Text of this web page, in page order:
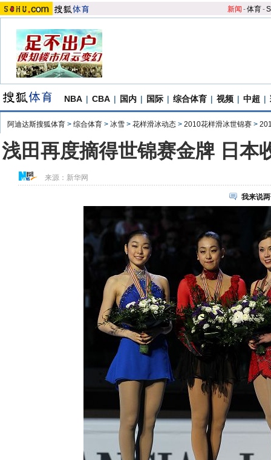
新闻 -体育-S
NBA | CBA | 国内 | 国际 | 综合体育 | 视频 | 中超 |
阿迪达斯搜狐体育 > 综合体育 > 冰雪 > 花样滑冰动态 > 2010花样滑冰世锦赛 >
浅田再度摘得世锦赛金牌 日本
来源： 新华网
我来说